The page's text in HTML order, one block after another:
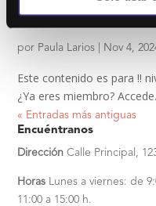
por Paula Larios Nov 4,
Este contenido es para !!
¿Ya eres miembro?
« Entradas más antiguas
Encuéntranos
Dirección Calle Principal,
Horas Lunes a viernes: de
11:00 a 15:00 h.